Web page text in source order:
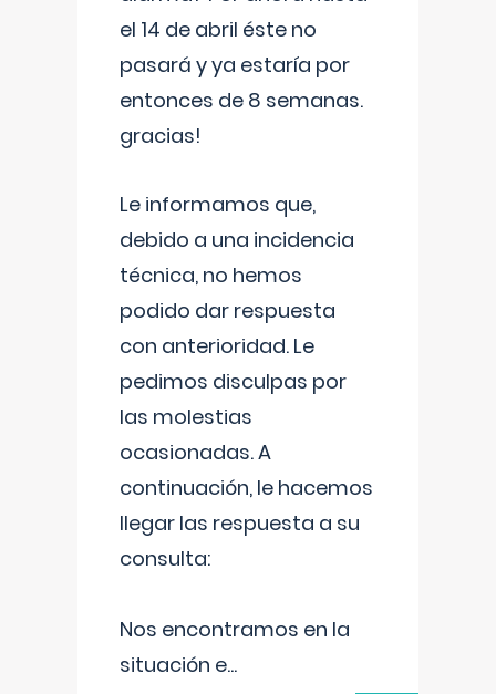
el 14 de abril éste no
pasará y ya estaría por
entonces de 8 semanas.
gracias!
Le informamos que,
debido a una incidencia
técnica, no hemos
podido dar respuesta
con anterioridad. Le
pedimos disculpas por
las molestias
ocasionadas. A
continuación, le hacemos
llegar las respuesta a su
consulta:
Nos encontramos en la
situación e...